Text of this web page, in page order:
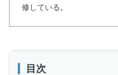
修している。
目次